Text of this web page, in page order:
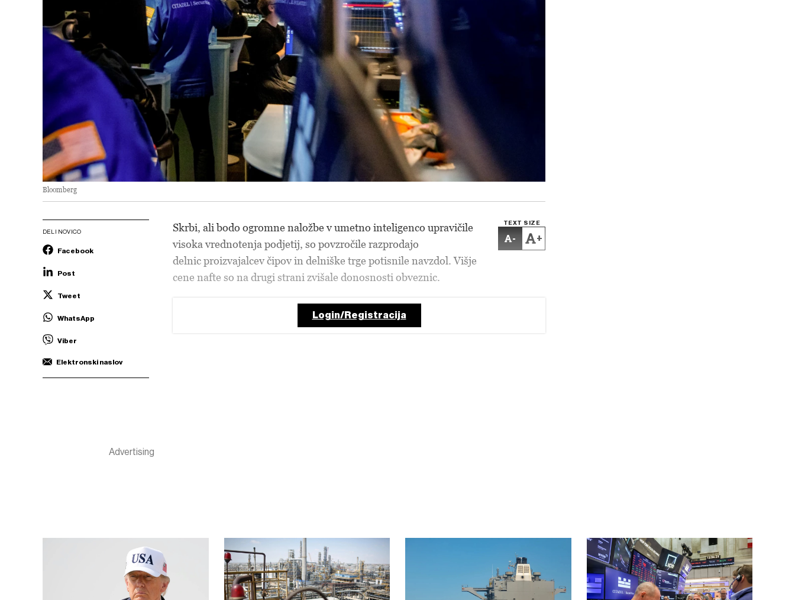
Bloomberg
DELI NOVICO
Facebook
Post
Tweet
WhatsApp
Viber
Elektronski naslov
TEXT SIZE
- +
Skrbi, ali bodo ogromne naložbe v umetno inteligenco upravičile
visoka vrednotenja podjetij, so povzročile razprodajo
delnic proizvajalcev čipov in delniške trge potisnile navzdol. Višje
cene nafte so na drugi strani zvišale donosnosti obveznic.
Login/Registracija